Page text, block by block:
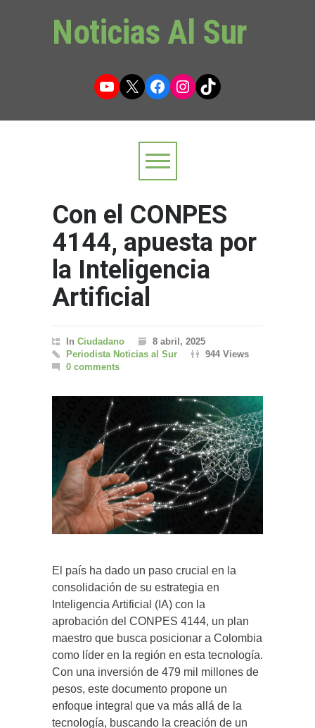
Noticias Al Sur
YouTube
X Facebook
Instagram
TikTok
Con el CONPES
4144, apuesta por
la Inteligencia
Artificial
In Ciudadano
8 abril, 2025
Periodista Noticias al Sur
944 Views
0 comments
El país ha dado un paso crucial en la
consolidación de su estrategia en
Inteligencia Artificial (IA) con la
aprobación del CONPES 4144, un plan
maestro que busca posicionar a Colombia
como líder en la región en esta tecnología.
Con una inversión de 479 mil millones de
pesos, este documento propone un
enfoque integral que va más allá de la
tecnología, buscando la creación de un